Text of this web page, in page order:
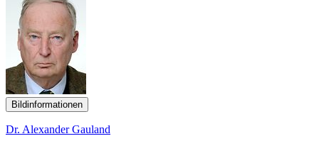
Bildinformationen
Dr. Alexander Gauland